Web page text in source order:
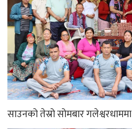
साउनको तेस्रो सोमबार गलेश्वरधाममा